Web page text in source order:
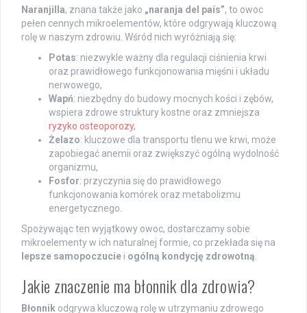
Naranjilla, znana także jako „naranja del país”, to owoc
pełen cennych mikroelementów, które odgrywają kluczową
rolę w naszym zdrowiu. Wśród nich wyróżniają się:
Potas: niezwykle ważny dla regulacji ciśnienia krwi
oraz prawidłowego funkcjonowania mięśni i układu
nerwowego,
Wapń: niezbędny do budowy mocnych kości i zębów,
wspiera zdrowe struktury kostne oraz zmniejsza
ryzyko osteoporozy,
Żelazo: kluczowe dla transportu tlenu we krwi, może
zapobiegać anemii oraz zwiększyć ogólną wydolność
organizmu,
Fosfor: przyczynia się do prawidłowego
funkcjonowania komórek oraz metabolizmu
energetycznego.
Spożywając ten wyjątkowy owoc, dostarczamy sobie
mikroelementy w ich naturalnej formie, co przekłada się na
lepsze samopoczucie i ogólną kondycję zdrowotną
Jakie znaczenie ma błonnik dla zdrowia?
Błonnik odgrywa kluczową rolę w utrzymaniu zdrowego